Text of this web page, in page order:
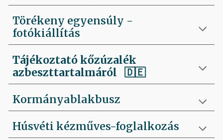
Törékeny egyensúly -
fotókiállítás
Tájékoztató kőzúzalék
azbeszttartalmáról 🇩🇪
Kormányablakbusz
Húsvéti kézműves-foglalkozás